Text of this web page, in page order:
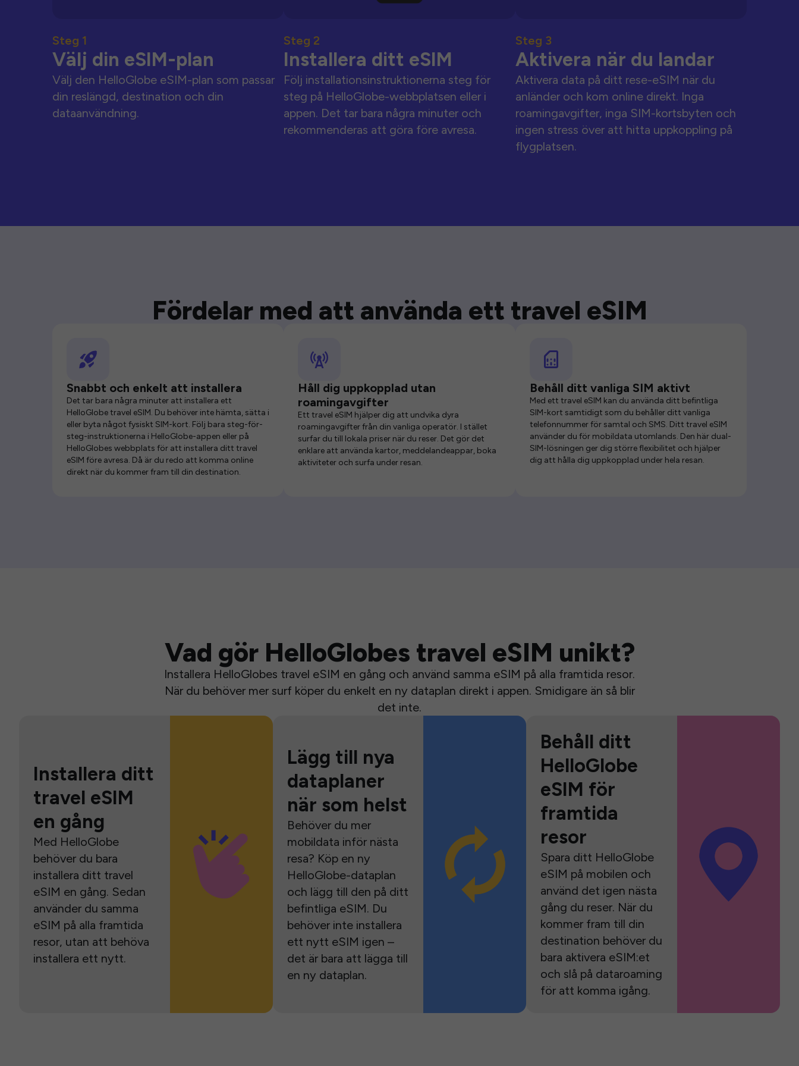
Steg 1
Välj din eSIM-plan
Välj den HelloGlobe eSIM-plan som passar
din reslängd, destination och din
dataanvändning.
Steg 2
Installera ditt eSIM
Följ installationsinstruktionerna steg för
steg på HelloGlobe-webbplatsen eller i
appen. Det tar bara några minuter och
rekommenderas att göra före avresa.
Steg 3
Aktivera när du landar
Aktivera data på ditt rese-eSIM när du
anländer och kom online direkt. Inga
roamingavgifter, inga SIM-kortsbyten och
ingen stress över att hitta uppkoppling på
flygplatsen.
Fördelar med att använda ett travel eSIM
Snabbt och enkelt att installera
Det tar bara några minuter att installera ett
HelloGlobe travel eSIM. Du behöver inte hämta, sätta i
eller byta något fysiskt SIM-kort. Följ bara steg-för-
steg-instruktionerna i HelloGlobe-appen eller på
HelloGlobes webbplats för att installera ditt travel
eSIM före avresa. Då är du redo att komma online
direkt när du kommer fram till din destination.
Håll dig uppkopplad utan
roamingavgifter
Ett travel eSIM hjälper dig att undvika dyra
roamingavgifter från din vanliga operatör. I stället
surfar du till lokala priser när du reser. Det gör det
enklare att använda kartor, meddelandeappar, boka
aktiviteter och surfa under resan.
Behåll ditt vanliga SIM aktivt
Med ett travel eSIM kan du använda ditt befintliga
SIM-kort samtidigt som du behåller ditt vanliga
telefonnummer för samtal och SMS. Ditt travel eSIM
använder du för mobildata utomlands. Den här dual-
SIM-lösningen ger dig större flexibilitet och hjälper
dig att hålla dig uppkopplad under hela resan.
Vad gör HelloGlobes travel eSIM unikt?
Installera HelloGlobes travel eSIM en gång och använd samma eSIM på alla framtida resor.
När du behöver mer surf köper du enkelt en ny dataplan direkt i appen. Smidigare än så blir
det inte.
Installera ditt
travel eSIM
en gång
Med HelloGlobe
behöver du bara
installera ditt travel
eSIM en gång. Sedan
använder du samma
eSIM på alla framtida
resor, utan att behöva
installera ett nytt.
Lägg till nya
dataplaner
när som helst
Behöver du mer
mobildata inför nästa
resa? Köp en ny
HelloGlobe-dataplan
och lägg till den på ditt
befintliga eSIM. Du
behöver inte installera
ett nytt eSIM igen –
det är bara att lägga till
en ny dataplan.
Behåll ditt
HelloGlobe
eSIM för
framtida
resor
Spara ditt HelloGlobe
eSIM på mobilen och
använd det igen nästa
gång du reser. När du
kommer fram till din
destination behöver du
bara aktivera eSIM:et
och slå på dataroaming
för att komma igång.